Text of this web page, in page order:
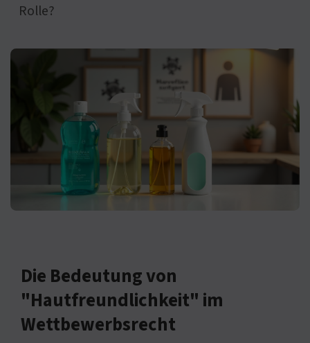
Rolle?
Die Bedeutung von
"Hautfreundlichkeit" im
Wettbewerbsrecht